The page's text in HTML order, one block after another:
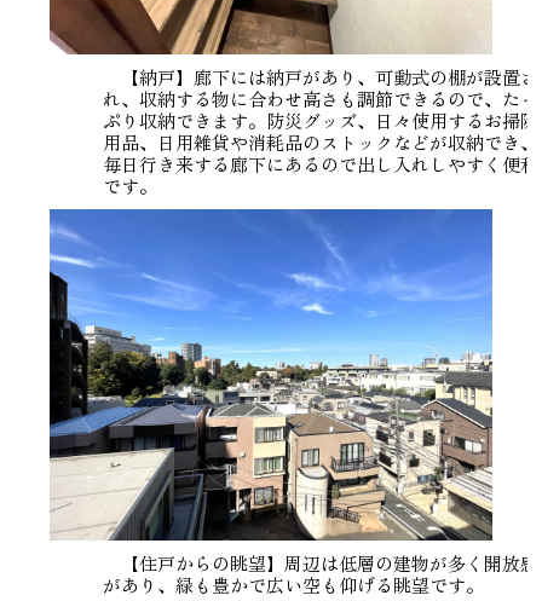
【納戸】廊下には納戸があり、可動式の棚が設置さ
れ、収納する物に合わせ高さも調節できるので、たっ
ぷり収納できます。防災グッズ、日々使用するお掃除
用品、日用雑貨や消耗品のストックなどが収納でき、
毎日行き来する廊下にあるので出し入れしやすく便利
です。
【住戸からの眺望】周辺は低層の建物が多く開放感
があり、緑も豊かで広い空も仰げる眺望です。